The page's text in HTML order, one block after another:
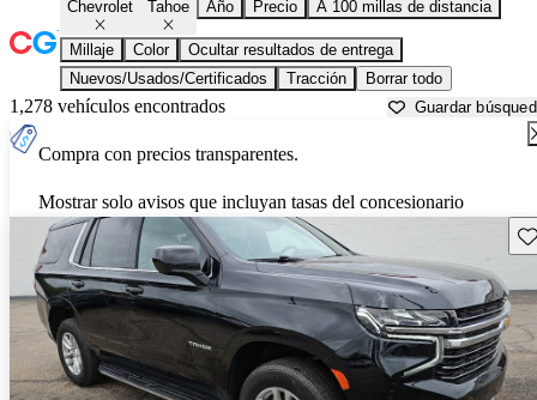
Chevrolet Tahoe Año Precio A 100 millas de distancia
Millaje Color
Ocultar resultados de entrega
Nuevos/Usados/Certificados
Tracción Borrar todo
1,278 vehículos encontrados Guardar
Compra con precios transparentes.
Mostrar solo avisos que incluyan tasas del concesionario